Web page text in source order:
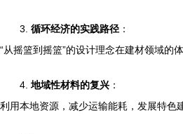
3. 循环经济的实践路径 ：
“从摇篮到摇篮”的设计理念在建材领域的
4. 地域性材料的复兴 ：
利用本地资源，减少运输能耗，发展特色